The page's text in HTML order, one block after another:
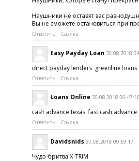
Наушники не оставят вас
Вы не сможете остановиться при
Ответить Ссылка
Easy Payday Loan 30.08.2018
direct payday lenders greenline loans
Ответить Ссылка
Loans Online 30.08.2018 06:47:16
cash advance texas fast cash advance
Ответить Ссылка
Davidsnids 30.08.2018 09:59:17
Чудо-бритва X-TRIM